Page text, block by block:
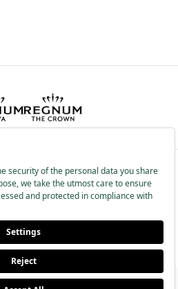
права защищены.
Информационные